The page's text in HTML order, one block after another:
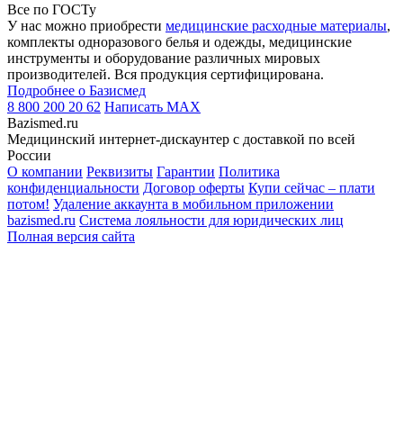
Все по ГОСТу
У нас можно приобрести медицинские расходные материалы,
комплекты одноразового белья и одежды, медицинские
инструменты и оборудование различных мировых
производителей. Вся продукция сертифицирована.
Подробнее о Базисмед
8 800 200 20 62 Написать MAX
Bazismed.ru
Медицинский интернет-дискаунтер с доставкой по всей
России
О компании Реквизиты Гарантии Политика
конфиденциальности Договор оферты Купи сейчас – плати
потом! Удаление аккаунта в мобильном приложении
bazismed.ru Система лояльности для юридических лиц
Полная версия сайта